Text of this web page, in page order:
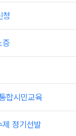
청
증
합시민교육
정기선발